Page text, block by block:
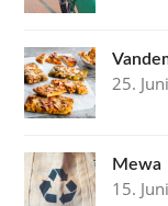
25.
Mewa
15.